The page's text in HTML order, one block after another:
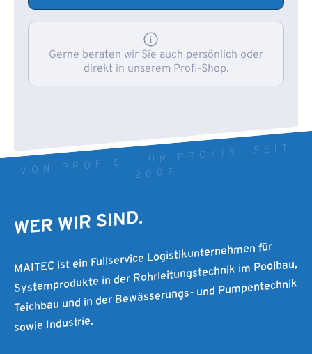
Gerne beraten wir Sie auch persönlich oder
direkt in unserem Profi-Shop.
VON PROFIS. FÜR PROFIS. SEIT
2007
WER WIR SIND.
MAITEC ist ein Fullservice Logistikunternehmen für
Systemprodukte in der Rohrleitungstechnik im Poolbau,
Teichbau und in der Bewässerungs- und Pumpentechnik
sowie Industrie.